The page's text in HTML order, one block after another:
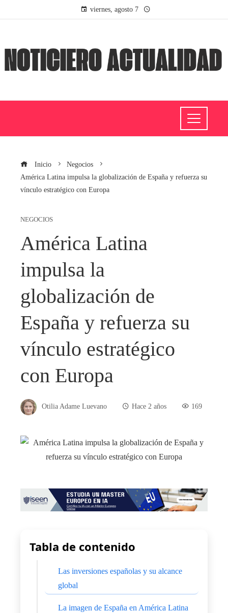
viernes, agosto 7
Inicio
Negocios
América Latina impulsa la globalización de España y refuerza su
vínculo estratégico con Europa
NEGOCIOS
América Latina
impulsa la
globalización de
España y refuerza su
vínculo estratégico
con Europa
Otilia Adame Luevano Hace 2 años 169
Tabla de contenido
Las inversiones españolas y su alcance
global
La imagen de España en América Latina